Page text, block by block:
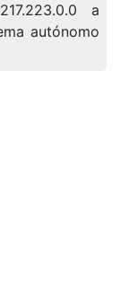
a
autónomo